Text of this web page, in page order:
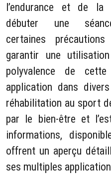
l’endurance et de la
débuter une
certaines
garantir une
polyvalence de
application dans
réhabilitation au sport
par le bien-être et
informations,
offrent un aperçu
ses multiples